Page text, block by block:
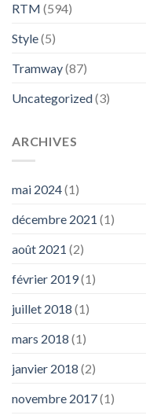
RTM (594)
Style(5)
Tramway(87)
Uncategorized(3)
ARCHIVES
mai 2024(1)
décembre 2021 (1)
août 2021 (2)
février 2019(1)
juillet 2018 (1)
mars 2018 (1)
janvier 2018 (2)
novembre 2017(1)